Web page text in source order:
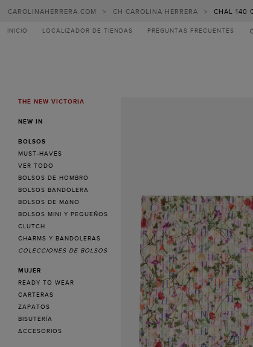
CAROLINAHERRERA.COM > CH CAROLINA HERRERA > CHAL 140
INICIO LOCALIZADOR DE TIENDAS PREGUNTAS FRECUENTES
MENUTHE NEW VICTORIA
NEW IN
BOLSOS
MUST-HAVES
VER TODO
BOLSOS DE HOMBRO
BOLSOS BANDOLERA
BOLSOS DE MANO
BOLSOS MINI Y PEQUEÑOS
CLUTCH
CHARMS Y BANDOLERAS
COLECCIONES DE BOLSOS
MUJER
READY TO WEAR
CARTERAS
ZAPATOS
BISUTERÍA
ACCESORIOS